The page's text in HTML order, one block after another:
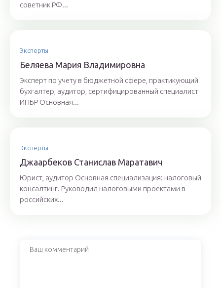
советник РФ...
Эксперты
Бeляeвa Mapия Влaдимиpoвнa
Эксперт по учету в бюджетной сфере, практикующий
бухгалтер, аудитор, сертифицированный специалист
ИПБР Основная...
Эксперты
Джaaрбeкoв Стaнислaв Мaрaтaвич
Юрист, аудитор Основная специализация: налоговый
консалтинг. Руководил налоговыми проектами в
российских...